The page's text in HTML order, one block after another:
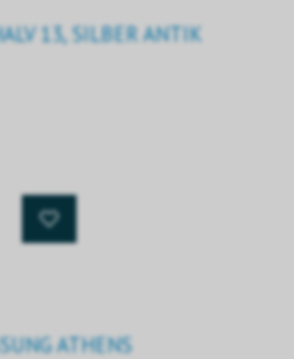
13, SILBER ANTIK
ATHENS